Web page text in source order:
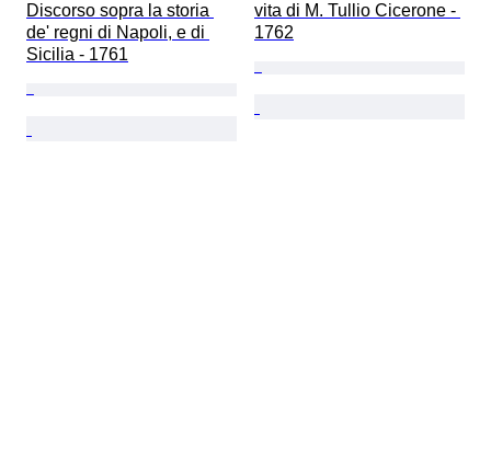
Discorso sopra la storia
de' regni di Napoli, e di
Sicilia - 1761
vita di M. Tullio Cicerone -
1762